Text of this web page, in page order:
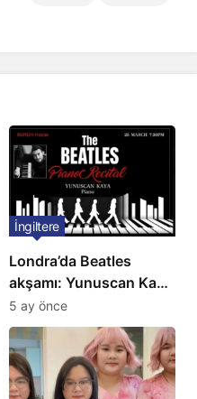
Londra’da Beatles
akşamı: Yunuscan Kaya
klasik yorumuyla
sahnede
İngiltere
5 ay önce